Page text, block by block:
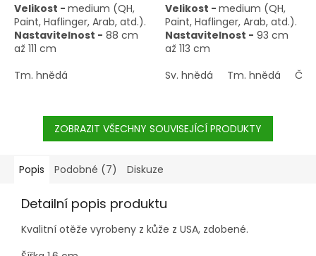
Velikost - medium (QH,
Paint, Haflinger, Arab, atd.).
Nastavitelnost - 88 cm
až 111 cm
Tm. hnědá
Velikost - medium (QH,
Paint, Haflinger, Arab, atd.).
Nastavitelnost - 93 cm
až 113 cm
Sv. hnědá
Tm. hnědá
ZOBRAZIT VŠECHNY SOUVISEJÍCÍ PRODUKTY
Popis Podobné (7) Diskuze
Detailní popis produktu
Kvalitní otěže vyrobeny z kůže z USA, zdobené.